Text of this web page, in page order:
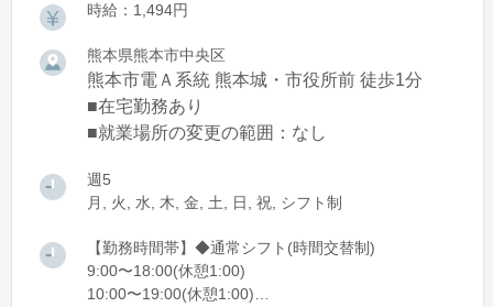
時給：1,494円
熊本県熊本市中央区
熊本市電Ａ系統 熊本城・市役所前 徒歩1分
■在宅勤務あり
■就業場所の変更の範囲：なし
週5
月, 火, 水, 木, 金, 土, 日, 祝, シフト制
【勤務時間帯】◆通常シフト(時間交替制)
9:00〜18:00(休憩1:00)
10:00〜19:00(休憩1:00)